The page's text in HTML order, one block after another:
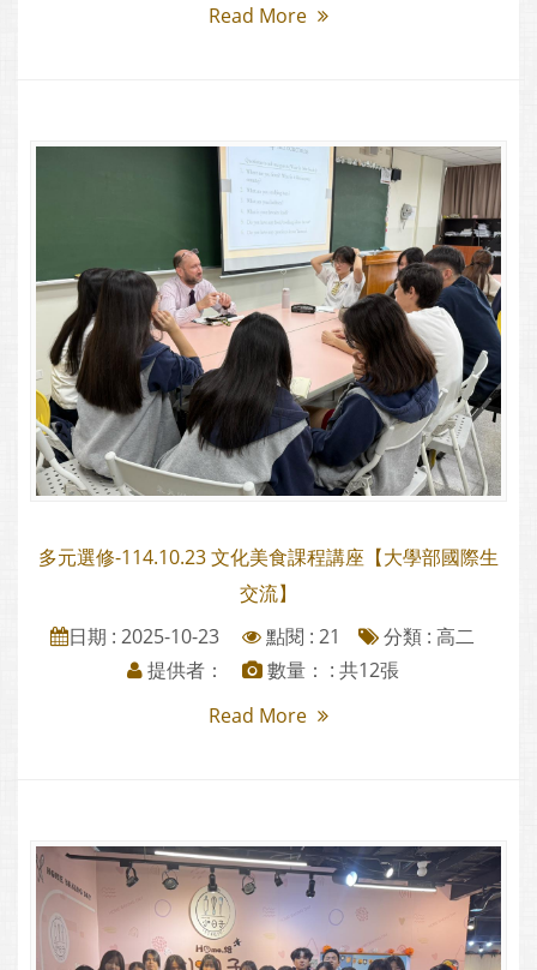
Read More
多元選修-114.10.23 文化美食課程講座【大學部國際生
交流】
日期 : 2025-10-23
點閱 : 21 分類 : 高二
提供者：
數量： : 共12張
Read More